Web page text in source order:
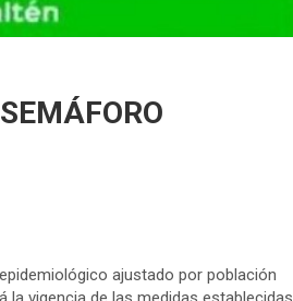
ajustado por población